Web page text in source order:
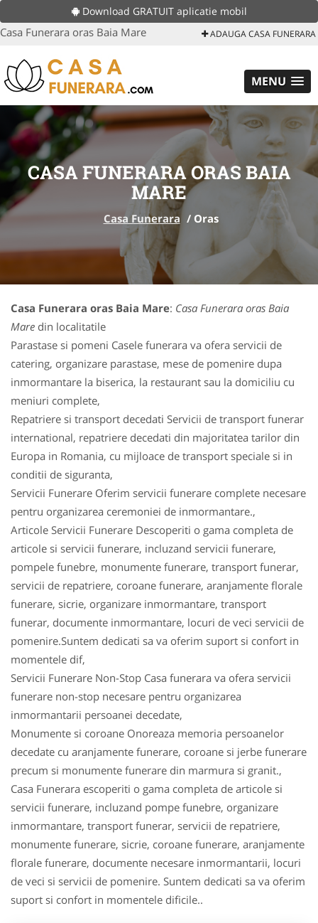
Download GRATUIT aplicatie mobil
Casa Funerara oras Baia Mare ADAUGA CASA FUNERARA
MENU
CASA FUNERARA ORAS BAIA
MARE
Casa Funerara / Oras
Casa Funerara oras Baia Mare: Casa Funerara oras Baia
Mare din localitatile
Parastase si pomeni Casele funerara va ofera servicii de
catering, organizare parastase, mese de pomenire dupa
inmormantare la biserica, la restaurant sau la domiciliu cu
meniuri complete,
Repatriere si transport decedati Servicii de transport funerar
international, repatriere decedati din majoritatea tarilor din
Europa in Romania, cu mijloace de transport speciale si in
conditii de siguranta,
Servicii Funerare Oferim servicii funerare complete necesare
pentru organizarea ceremoniei de inmormantare.,
Articole Servicii Funerare Descoperiti o gama completa de
articole si servicii funerare, incluzand servicii funerare,
pompele funebre, monumente funerare, transport funerar,
servicii de repatriere, coroane funerare, aranjamente florale
funerare, sicrie, organizare inmormantare, transport
funerar, documente inmormantare, locuri de veci servicii de
pomenire.Suntem dedicati sa va oferim suport si confort in
momentele dif,
Servicii Funerare Non-Stop Casa funerara va ofera servicii
funerare non-stop necesare pentru organizarea
inmormantarii persoanei decedate,
Monumente si coroane Onoreaza memoria persoanelor
decedate cu aranjamente funerare, coroane si jerbe funerare
precum si monumente funerare din marmura si granit.,
Casa Funerara escoperiti o gama completa de articole si
servicii funerare, incluzand pompe funebre, organizare
inmormantare, transport funerar, servicii de repatriere,
monumente funerare, sicrie, coroane funerare, aranjamente
florale funerare, documente necesare inmormantarii, locuri
de veci si servicii de pomenire. Suntem dedicati sa va oferim
suport si confort in momentele dificile..